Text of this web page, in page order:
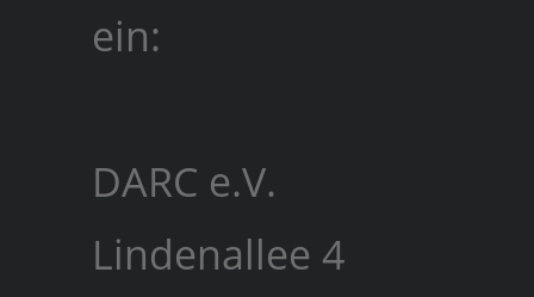
ein:
DARC e.V.
Lindenallee 4